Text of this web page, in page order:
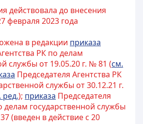
действовала до внесения
февраля 2023 года
в редакции приказа
РК по делам
службы от 19.05.20 г. № 81 (см.
Председателя Агентства РК
службы от 30.12.21 г.
ред.); приказа Председателя
делам государственной службы
(введен в действие с 20